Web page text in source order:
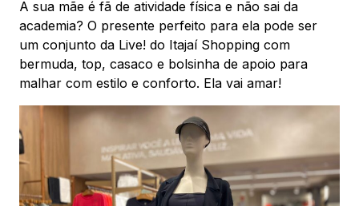
A sua mãe é fã de atividade física e não sai da
academia? O presente perfeito para ela pode ser
um conjunto da Live! do Itajaí Shopping com
bermuda, top, casaco e bolsinha de apoio para
malhar com estilo e conforto. Ela vai amar!